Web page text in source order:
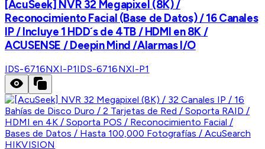
[AcuSeek] NVR 32 Megapixel (8K) /
Reconocimiento Facial (Base de Datos) / 16 Canales
IP / Incluye 1 HDD´s de 4TB / HDMI en 8K /
ACUSENSE / Deepin Mind /Alarmas I/O
IDS-6716NXI-P1IDS-6716NXI-P1
HIKVISION